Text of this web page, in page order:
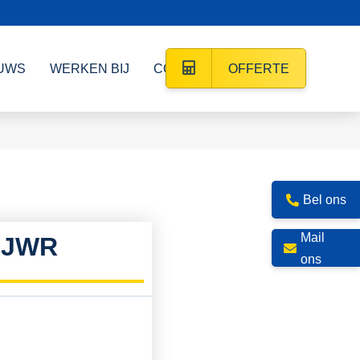
WERKEN BIJ CONTACT OFFERTE
Bel ons
Mail
ons